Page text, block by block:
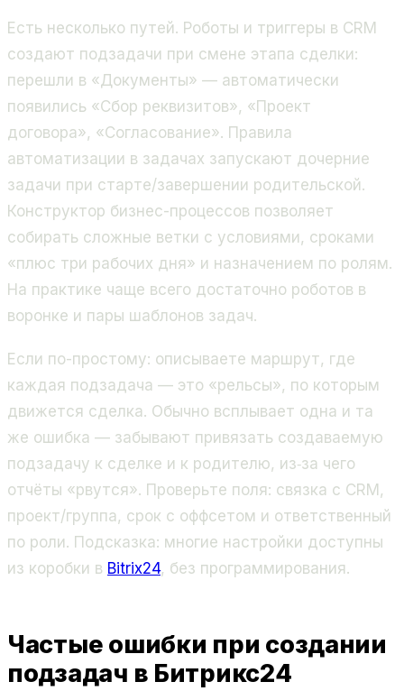
Есть несколько путей. Роботы и триггеры в CRM
создают подзадачи при смене этапа сделки:
перешли в «Документы» — автоматически
появились «Сбор реквизитов», «Проект
договора», «Согласование». Правила
автоматизации в задачах запускают дочерние
задачи при старте/завершении родительской.
Конструктор бизнес-процессов позволяет
собирать сложные ветки с условиями, сроками
«плюс три рабочих дня» и назначением по ролям.
На практике чаще всего достаточно роботов в
воронке и пары шаблонов задач.
Если по-простому: описываете маршрут, где
каждая подзадача — это «рельсы», по которым
движется сделка. Обычно всплывает одна и та
же ошибка — забывают привязать создаваемую
подзадачу к сделке и к родителю, из‑за чего
отчёты «рвутся». Проверьте поля: связка с CRM,
проект/группа, срок с оффсетом и ответственный
по роли. Подсказка: многие настройки доступны
из коробки в Bitrix24, без программирования.
Частые ошибки при создании
подзадач в Битрикс24